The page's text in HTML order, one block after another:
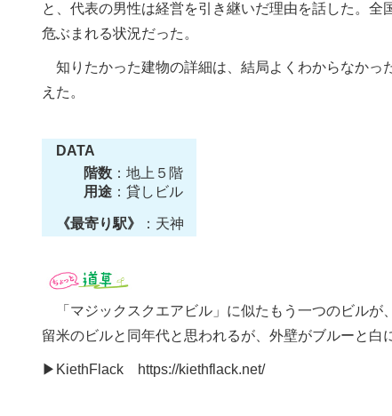
と、代表の男性は経営を引き継いだ理由を話した。
危ぶまれる状況だった。
知りたかった建物の詳細は、結局よくわからなかっ
えた。
DATA
階数 ：地上５階
用途 ：貸しビル
《最寄り駅》 ：天神
「マジックスクエアビル」に似たもう一つのビルが
留米のビルと同年代と思われるが、外壁がブルーと白
▶KiethFlack https://kiethflack.net/